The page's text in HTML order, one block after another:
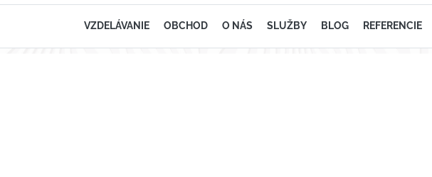
VZDELÁVANIE OBCHOD O NÁS SLUŽBY BLOG REFERENCIE